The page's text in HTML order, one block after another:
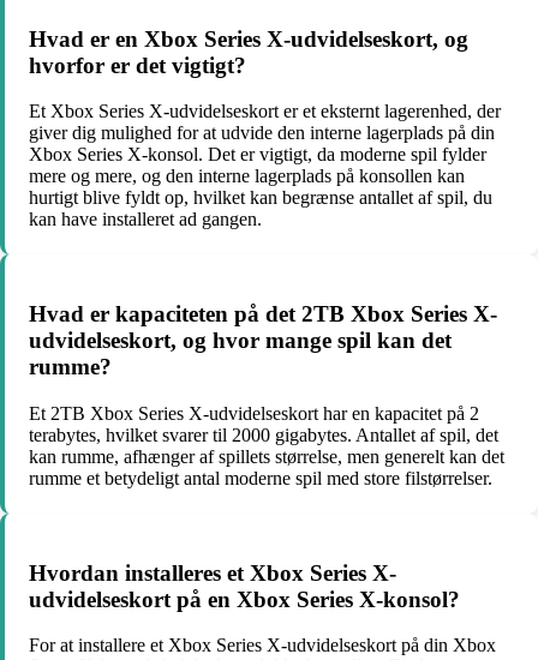
Hvad er en Xbox Series X-udvidelseskort, og
hvorfor er det vigtigt?
Et Xbox Series X-udvidelseskort er et eksternt lagerenhed, der
giver dig mulighed for at udvide den interne lagerplads på din
Xbox Series X-konsol. Det er vigtigt, da moderne spil fylder
mere og mere, og den interne lagerplads på konsollen kan
hurtigt blive fyldt op, hvilket kan begrænse antallet af spil, du
kan have installeret ad gangen.
Hvad er kapaciteten på det 2TB Xbox Series X-
udvidelseskort, og hvor mange spil kan det
rumme?
Et 2TB Xbox Series X-udvidelseskort har en kapacitet på 2
terabytes, hvilket svarer til 2000 gigabytes. Antallet af spil, det
kan rumme, afhænger af spillets størrelse, men generelt kan det
rumme et betydeligt antal moderne spil med store filstørrelser.
Hvordan installeres et Xbox Series X-
udvidelseskort på en Xbox Series X-konsol?
For at installere et Xbox Series X-udvidelseskort på din Xbox